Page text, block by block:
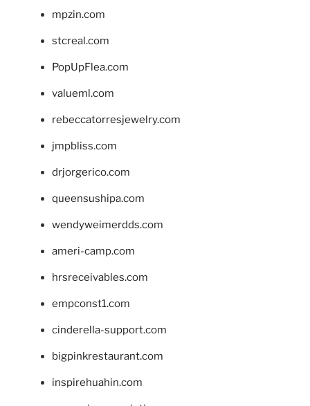
mpzin.com
stcreal.com
PopUpFlea.com
valueml.com
rebeccatorresjewelry.com
jmpbliss.com
drjorgerico.com
queensushipa.com
wendyweimerdds.com
ameri-camp.com
hrsreceivables.com
empconst1.com
cinderella-support.com
bigpinkrestaurant.com
inspirehuahin.com